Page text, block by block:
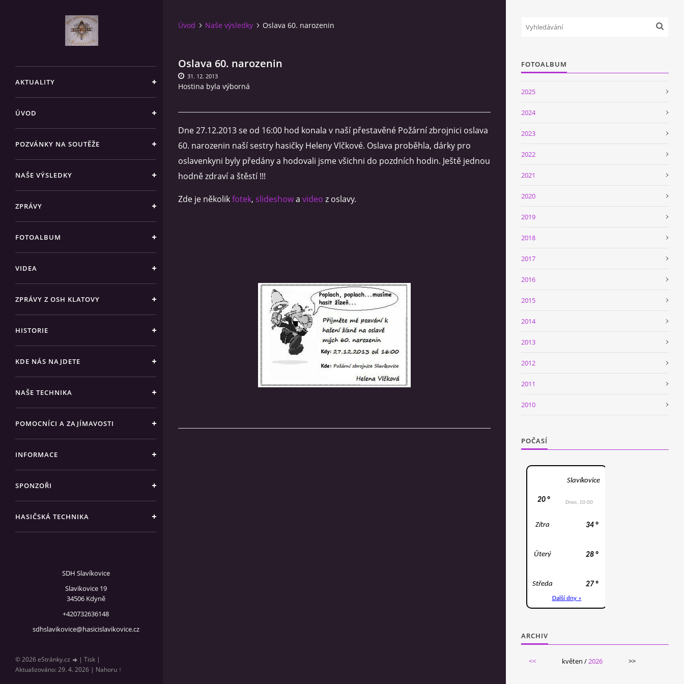
AKTUALITY
ÚVOD
POZVÁNKY NA SOUTĚŽE
NAŠE VÝSLEDKY
ZPRÁVY
FOTOALBUM
VIDEA
ZPRÁVY Z OSH KLATOVY
HISTORIE
KDE NÁS NAJDETE
NAŠE TECHNIKA
POMOCNÍCI A ZAJÍMAVOSTI
INFORMACE
SPONZOŘI
HASIČSKÁ TECHNIKA
SDH Slavíkovice
Slavikovice 19
34506 Kdyně
+420732636148
sdhslavikovice@hasicislavikovice.cz
© 2026 eStránky.cz | Tisk |
Aktualizováno: 29. 4. 2026 | Nahoru ↑
Úvod Naše výsledky Oslava 60. narozenin
Oslava 60. narozenin
Hostina byla výborná
31. 12. 2013
Dne 27.12.2013 se od 16:00 hod konala v naší přestavěné Požární zbrojnici oslava
60. narozenin naší sestry hasičky Heleny Vlčkové. Oslava proběhla, dárky pro
oslavenkyni byly předány a hodovali jsme všichni do pozdních hodin. Ještě jednou
hodně zdraví a štěstí !!!
Zde je několikfotek, slideshowa video z oslavy.
FOTOALBUM
2025
2024
2023
2022
2021
2020
2019
2018
2017
2016
2015
2014
2013
2012
2011
2010
POČASÍ
ARCHIV
<< květen /2026 >>